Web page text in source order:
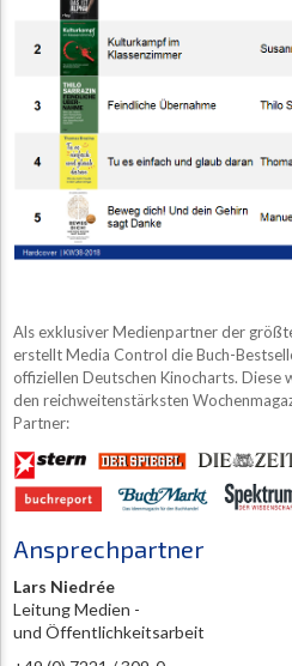
Als exklusiver Medienpartner der
erstellt Media Control die Buch-
offiziellen Deutschen Kinocharts. Diese
den reichweitenstärksten
Partner:
Ansprechpartner
Lars Niedrée
Leitung Medien -
und Öffentlichkeitsarbeit